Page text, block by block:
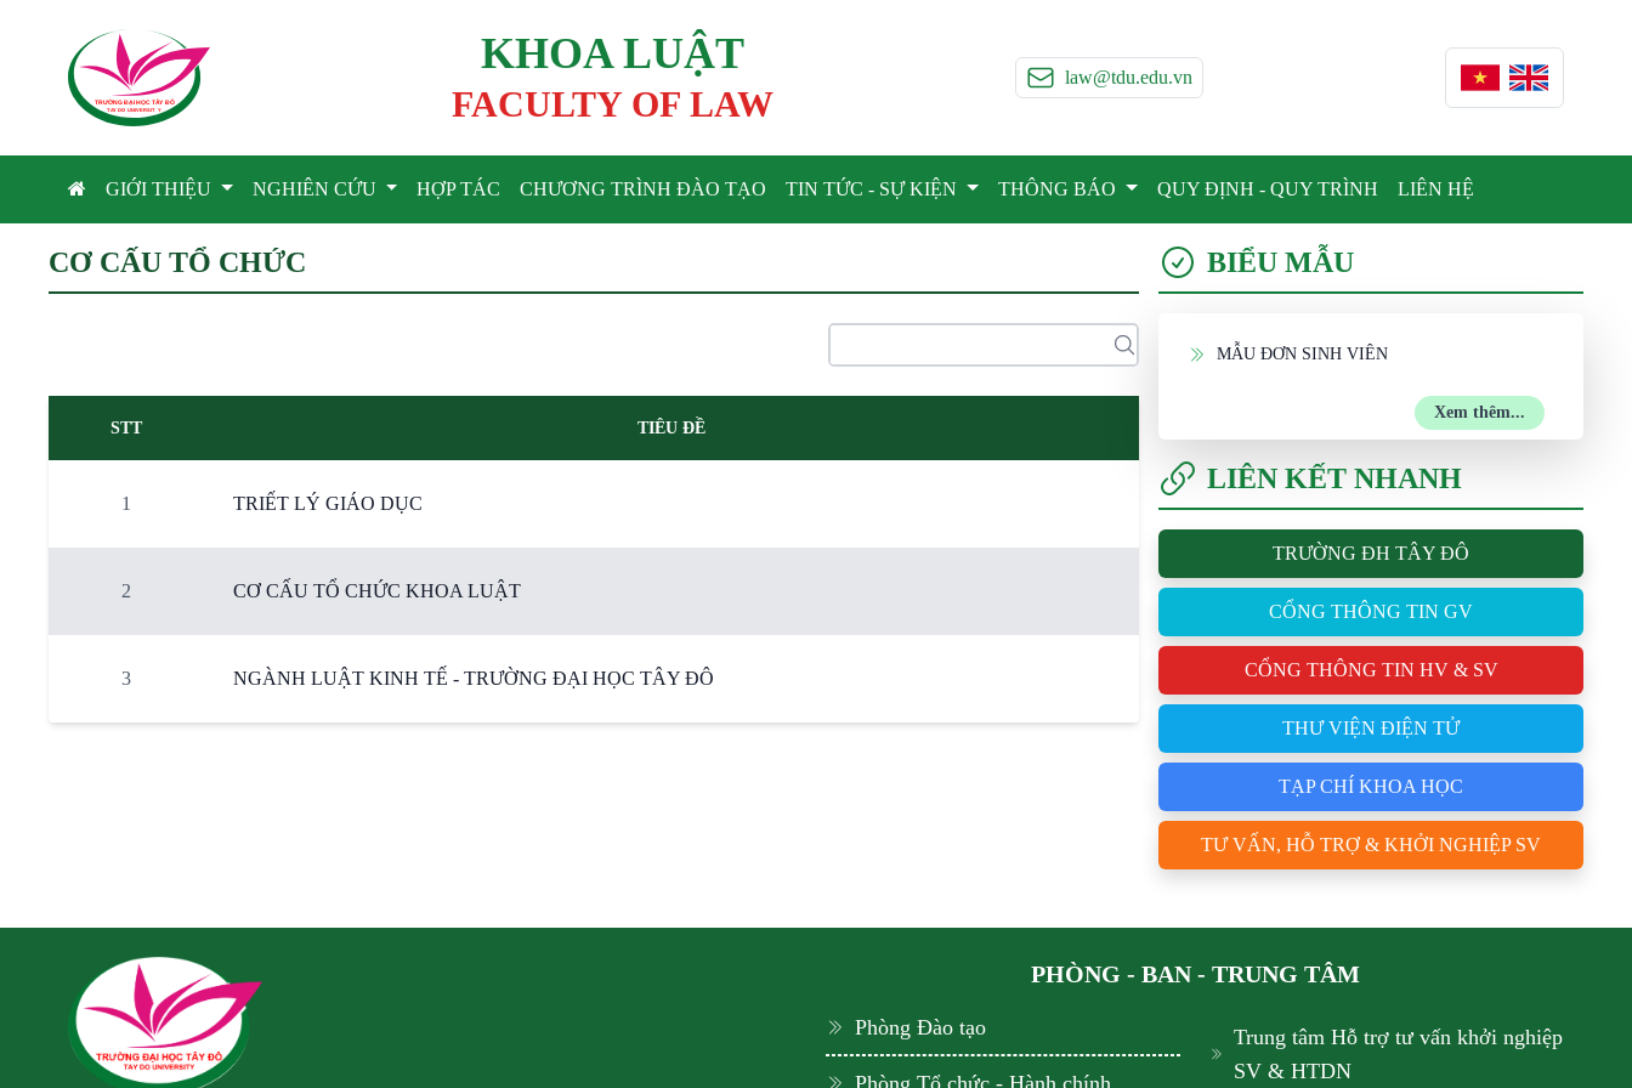
TRƯỜNG ĐẠI HỌC TÂY ĐÔ
TAY DO UNIVERSIT Y
KHOA LUẬT
FACULTY OF LAW
law@tdu.edu.vn
GIỚI THIỆU NGHIÊN CỨU HỢP TÁC CHƯƠNG TRÌNH ĐÀO TẠO TIN TỨC - SỰ KIỆN THÔNG BÁO QUY ĐỊNH - QUY TRÌNH LIÊN HỆ
CƠ CẤU TỔ CHỨC
STT TIÊU ĐỀ
1 TRIẾT LÝ GIÁO DỤC
2 CƠ CẤU TỔ CHỨC KHOA LUẬT
3 NGÀNH LUẬT KINH TẾ - TRƯỜNG ĐẠI HỌC TÂY ĐÔ
BIỂU MẪU
MẪU ĐƠN SINH VIÊN
Xem thêm...
LIÊN KẾT NHANH
TRƯỜNG ĐH TÂY ĐÔ
CỔNG THÔNG TIN GV
CỔNG THÔNG TIN HV & SV
THƯ VIỆN ĐIỆN TỬ
TẠP CHÍ KHOA HỌC
TƯ VẤN, HỖ TRỢ & KHỞI NGHIỆP SV
PHÒNG - BAN - TRUNG TÂM
Phòng Đào tạo
Phòng Tổ chức - Hành chính
Trung tâm Hỗ trợ tư vấn khởi nghiệp
SV & HTDN